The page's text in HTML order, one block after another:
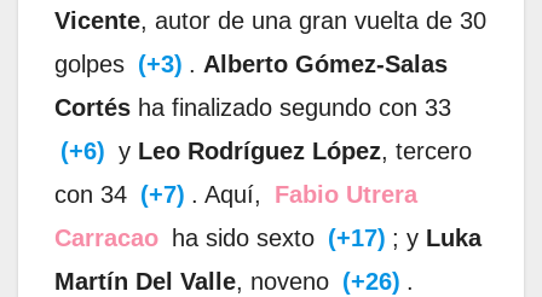
Vicente, autor de una gran vuelta de 30
golpes (+3) . Alberto Gómez-Salas
Cortés ha finalizado segundo con 33
(+6) y Leo Rodríguez López, tercero
con 34 (+7) . Aquí,
Fabio Utrera
Carracao
ha sido sexto (+17) ; y Luka
Martín Del Valle, noveno (+26) .